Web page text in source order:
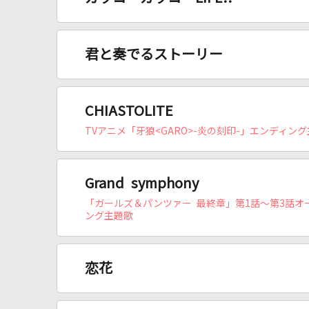
君と奏でるストーリー
CHIASTOLITE
TVアニメ「牙狼<GARO>-炎の刻印-」エンディン
Grand symphony
「ガールズ＆パンツァー 最終章」第1話～第3話オ
ング主題歌
恋花